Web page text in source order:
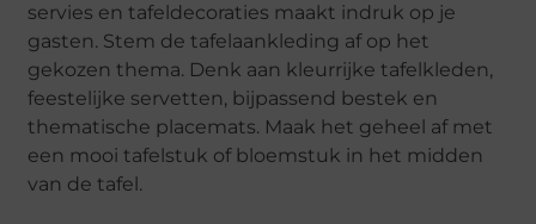
servies en tafeldecoraties maakt indruk op je
gasten. Stem de tafelaankleding af op het
gekozen thema. Denk aan kleurrijke tafelkleden,
feestelijke servetten, bijpassend bestek en
thematische placemats. Maak het geheel af met
een mooi tafelstuk of bloemstuk in het midden
van de tafel.